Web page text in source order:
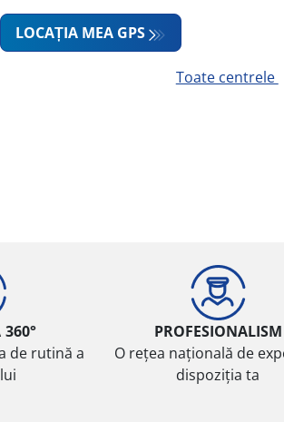
LOCAȚIA MEA GPS
Toate centrele
360°
de rutină a
PROFESIONALISM
O rețea națională de
dispoziția ta